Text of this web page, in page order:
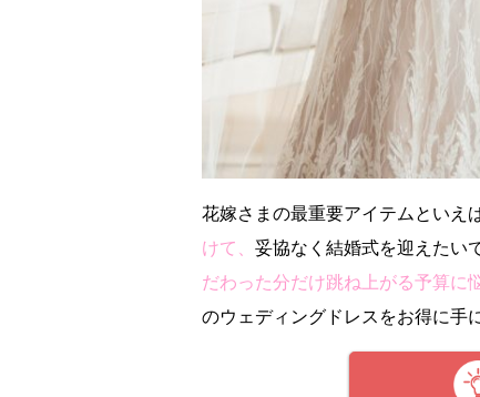
花嫁さまの最重要アイテムとい
けて、 妥協なく結婚式を迎えたい
だわった分だけ跳ね上がる予算に
のウェディングドレスをお得に手